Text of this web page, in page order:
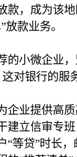
款，成为该
款业务。
小微企业，
对银行的服
业提供高质
建立信审专
“等贷”时长，